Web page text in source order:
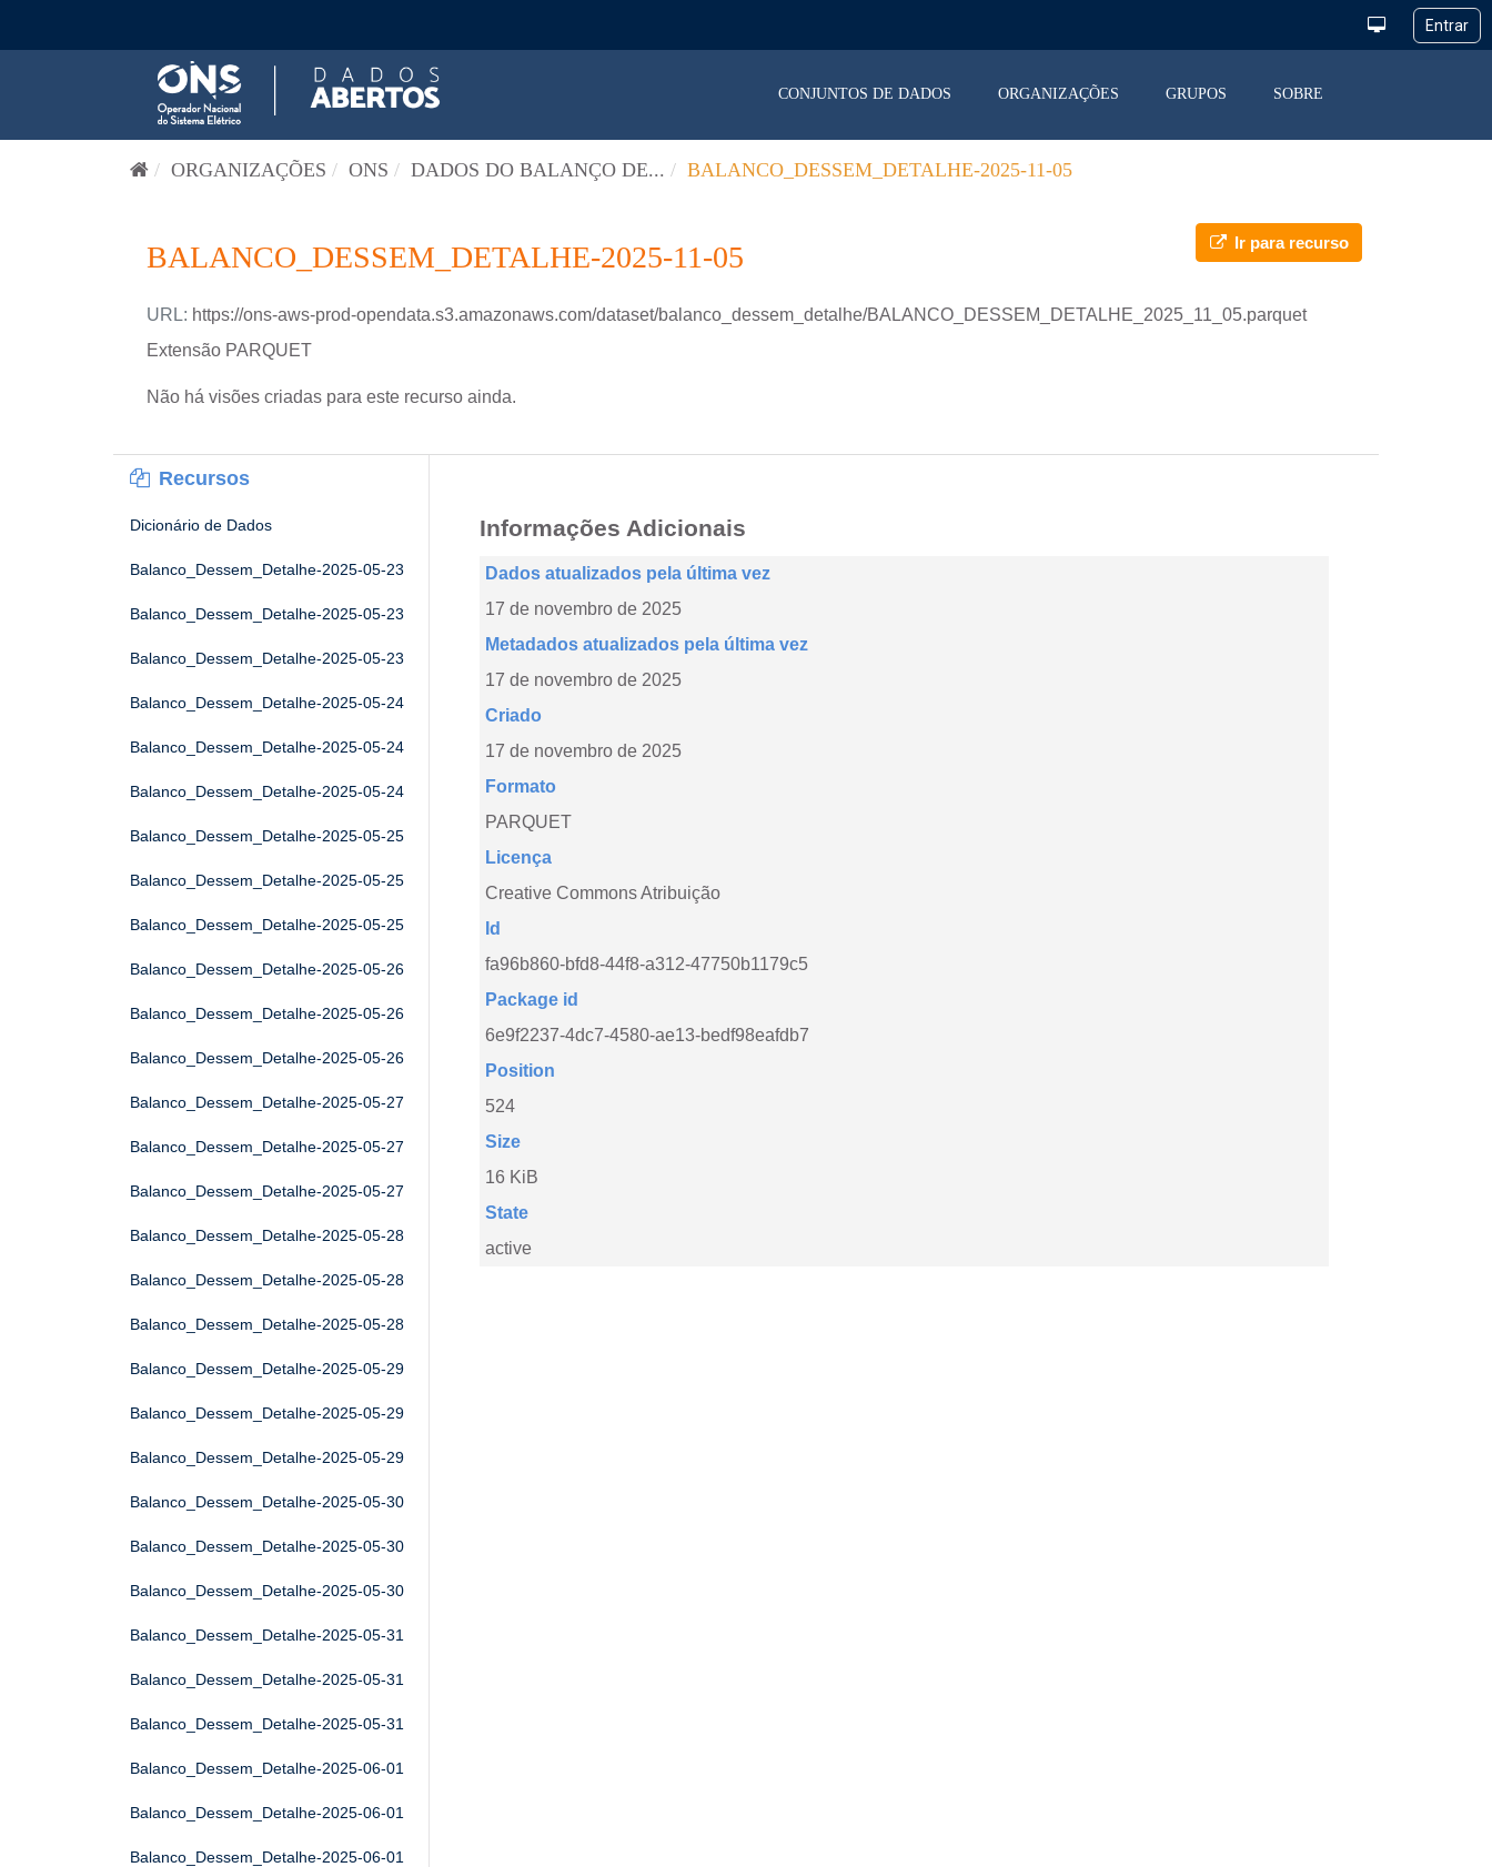
CONJUNTOS DE DADOS ORGANIZAÇÕES GRUPOS SOBRE
ORGANIZAÇÕES ONS DADOS DO BALANÇO DE... BALANCO_DESSEM_DETALHE-2025-11-05
Ir para recurso
BALANCO_DESSEM_DETALHE-2025-11-05
URL: https://ons-aws-prod-opendata.s3.amazonaws.com/dataset/balanco_dessem_detalhe/BALANCO_DESSEM_DETALHE_2025_11_05.parquet
Extensão PARQUET
Não há visões criadas para este recurso ainda.
Recursos
Dicionário de Dados
Balanco_Dessem_Detalhe-2025-05-23
Balanco_Dessem_Detalhe-2025-05-23
Balanco_Dessem_Detalhe-2025-05-23
Balanco_Dessem_Detalhe-2025-05-24
Balanco_Dessem_Detalhe-2025-05-24
Balanco_Dessem_Detalhe-2025-05-24
Balanco_Dessem_Detalhe-2025-05-25
Balanco_Dessem_Detalhe-2025-05-25
Balanco_Dessem_Detalhe-2025-05-25
Balanco_Dessem_Detalhe-2025-05-26
Balanco_Dessem_Detalhe-2025-05-26
Balanco_Dessem_Detalhe-2025-05-26
Balanco_Dessem_Detalhe-2025-05-27
Balanco_Dessem_Detalhe-2025-05-27
Balanco_Dessem_Detalhe-2025-05-27
Balanco_Dessem_Detalhe-2025-05-28
Balanco_Dessem_Detalhe-2025-05-28
Balanco_Dessem_Detalhe-2025-05-28
Balanco_Dessem_Detalhe-2025-05-29
Balanco_Dessem_Detalhe-2025-05-29
Balanco_Dessem_Detalhe-2025-05-29
Balanco_Dessem_Detalhe-2025-05-30
Balanco_Dessem_Detalhe-2025-05-30
Balanco_Dessem_Detalhe-2025-05-30
Balanco_Dessem_Detalhe-2025-05-31
Balanco_Dessem_Detalhe-2025-05-31
Balanco_Dessem_Detalhe-2025-05-31
Balanco_Dessem_Detalhe-2025-06-01
Balanco_Dessem_Detalhe-2025-06-01
Balanco_Dessem_Detalhe-2025-06-01
Informações Adicionais
Dados atualizados pela última vez
17 de novembro de 2025
Metadados atualizados pela última vez
17 de novembro de 2025
Criado
17 de novembro de 2025
Formato
PARQUET
Licença
Creative Commons Atribuição
Id
fa96b860-bfd8-44f8-a312-47750b1179c5
Package id
6e9f2237-4dc7-4580-ae13-bedf98eafdb7
Position
524
Size
16 KiB
State
active